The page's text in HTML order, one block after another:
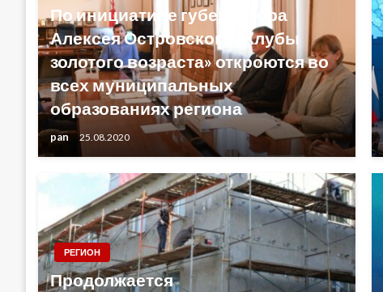
По инициативе губернатора
Алексея Островского «Клубы
золотого возраста» откроются во
всех муниципальных
образованиях региона
pan 25.08.2020
РЕГИОН
Продолжается